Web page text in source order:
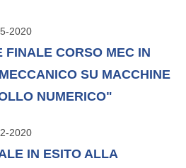
2020
FINALE CORSO MEC IN
SU MACCHINE
NUMERICO"
2020
IN ESITO ALLA